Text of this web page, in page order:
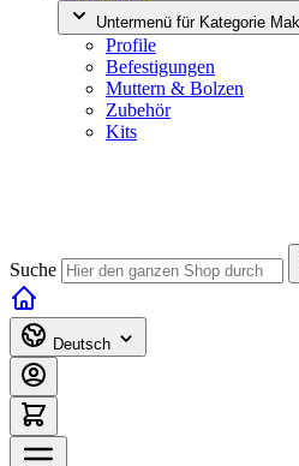
Untermenü für Kategorie
Profile
Befestigungen
Muttern & Bolzen
Zubehör
Kits
Suche
Deutsch